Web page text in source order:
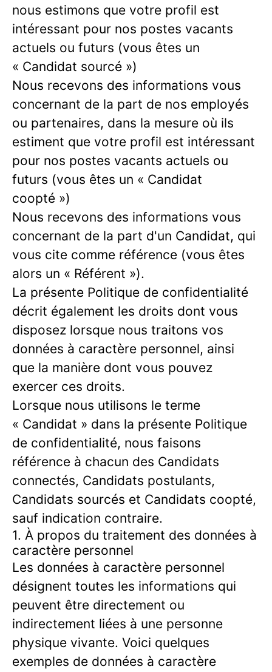
nous estimons que votre profil est
intéressant pour nos postes vacants
actuels ou futurs (vous êtes un
« Candidat sourcé »)
Nous recevons des informations vous
concernant de la part de nos employés
ou partenaires, dans la mesure où ils
estiment que votre profil est intéressant
pour nos postes vacants actuels ou
futurs (vous êtes un « Candidat
coopté »)
Nous recevons des informations vous
concernant de la part d'un Candidat, qui
vous cite comme référence (vous êtes
alors un « Référent »).
La présente Politique de confidentialité
décrit également les droits dont vous
disposez lorsque nous traitons vos
données à caractère personnel, ainsi
que la manière dont vous pouvez
exercer ces droits.
Lorsque nous utilisons le terme
« Candidat » dans la présente Politique
de confidentialité, nous faisons
référence à chacun des Candidats
connectés, Candidats postulants,
Candidats sourcés et Candidats coopté,
sauf indication contraire.
1. À propos du traitement des données à
caractère personnel
Les données à caractère personnel
désignent toutes les informations qui
peuvent être directement ou
indirectement liées à une personne
physique vivante. Voici quelques
exemples de données à caractère